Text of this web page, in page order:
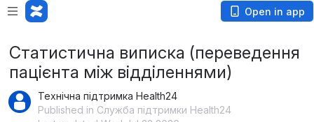
Open in app
Статистична виписка (переведення
пацієнта між відділеннями)
Технічна підтримка Health24
Published in Служба підтримки Health24